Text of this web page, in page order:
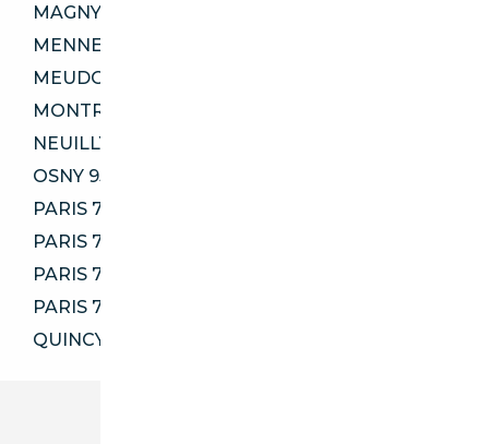
MAGNY-LES-HAMEAUX 78114
MENNECY 91540
MEUDON 92360
MONTROUGE 92120
NEUILLY-PLAISANCE 93360
OSNY 95520
PARIS 75003
PARIS 75004
PARIS 75006
PARIS 75011
QUINCY-SOUS-SÉNART 91480